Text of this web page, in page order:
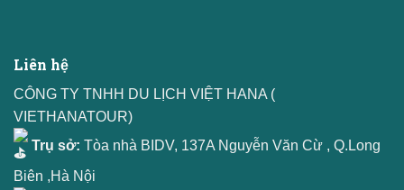
Liên hệ
CÔNG TY TNHH DU LỊCH VIỆT HANA (
VIETHANATOUR)
Trụ sở: Tòa nhà BIDV, 137A Nguyễn Văn Cừ , Q.Long
Biên ,Hà Nội